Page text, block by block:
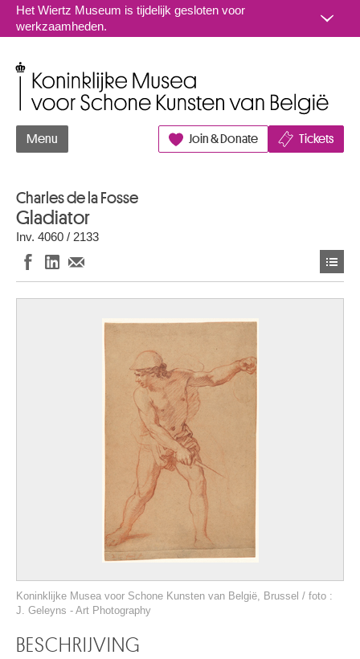
Naar inhoud
Het Wiertz Museum is tijdelijk gesloten voor
werkzaamheden.
Menu Join & Donate Tickets
Charles de la Fosse
Gladiator
Inv. 4060 / 2133
Koninklijke Musea voor Schone Kunsten van België, Brussel / foto :
J. Geleyns - Art Photography
BESCHRIJVING